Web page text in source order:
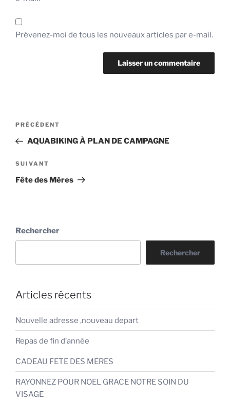
Prévenez-moi de tous les nouveaux articles par e-mail.
Navigation
l’article
Article
précédent
PRÉCÉDENT
AQUABIKING À PLAN DE CAMPAGNE
Article
suivant
SUIVANT
Fête des Mères
Rechercher
Rechercher
Articles récents
Nouvelle adresse ,nouveau depart
Repas de fin d’année
CADEAU FETE DES MERES
RAYONNEZ POUR NOEL GRACE NOTRE SOIN DU
VISAGE